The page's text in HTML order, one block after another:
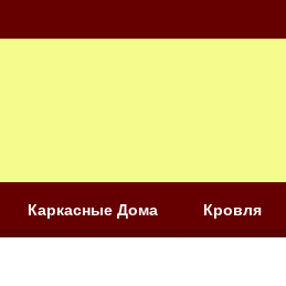
Каркасные Дома Кровля